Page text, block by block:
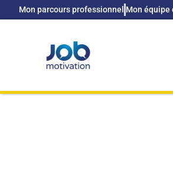
Mon parcours professionnel Mon équipe